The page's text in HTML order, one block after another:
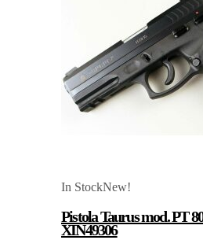
In StockNew!
Pistola Taurus mod. PT
XIN49306